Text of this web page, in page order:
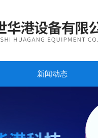
新闻动态